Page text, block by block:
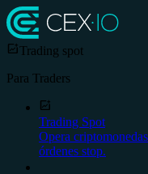
Trading spot
Para Traders
Trading Spot
Opera
órdenes stop.